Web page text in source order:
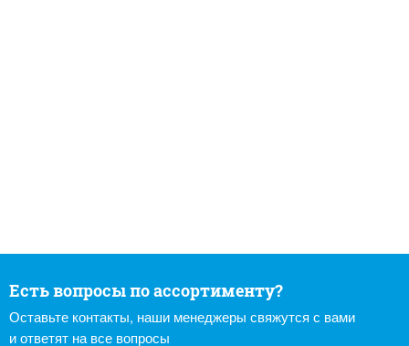
Есть вопросы по ассортименту?
Оставьте контакты, наши менеджеры свяжутся с вами
и ответят на все вопросы